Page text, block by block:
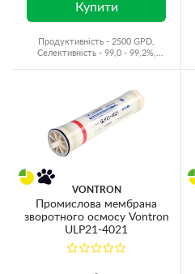
Купити
Продуктивність - 2500 GPD,
Селективність - 99,0 - 99,2%,
VONTRON
Промислова мембрана
зворотного осмосу Vontron
ULP21-4021